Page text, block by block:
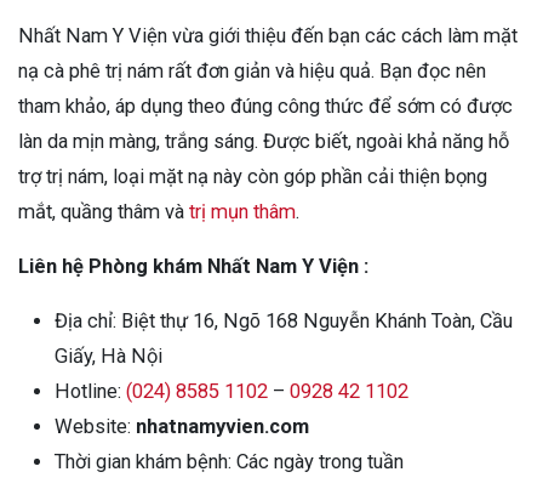
Nhất Nam Y Viện vừa giới thiệu đến bạn các cách làm mặt
nạ cà phê trị nám rất đơn giản và hiệu quả. Bạn đọc nên
tham khảo, áp dụng theo đúng công thức để sớm có được
làn da mịn màng, trắng sáng. Được biết, ngoài khả năng hỗ
trợ trị nám, loại mặt nạ này còn góp phần cải thiện bọng
mắt, quầng thâm và trị mụn thâm.
Liên hệ Phòng khám Nhất Nam Y Viện :
Địa chỉ: Biệt thự 16, Ngõ 168 Nguyễn Khánh Toàn, Cầu
Giấy, Hà Nội
Hotline: (024) 8585 1102 – 0928 42 1102
Website: nhatnamyvien.com
Thời gian khám bệnh: Các ngày trong tuần